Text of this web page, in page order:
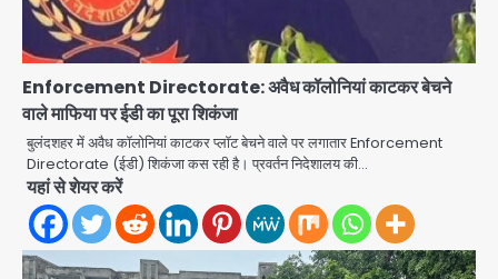
Enforcement Directorate: अवैध कॉलोनियां काटकर बेचने
वाले माफिया पर ईडी का पूरा शिकंजा
बुलंदशहर में अवैध कॉलोनियां काटकर प्लॉट बेचने वाले पर लगातार Enforcement
Directorate (ईडी) शिकंजा कस रही है। प्रवर्तन निदेशालय की…
यहां से शेयर करें
2
Green Arch Society: सेविअर ग्रीन
आर्च में दूषित पानी में मिला ई-कोलाई, अथॉरिटी
ने शुरू की सैंपलिंग जांच
jai hind janab
3
थाईलैंड के स्कूल में गोलीबारी, 3 छात्रों समेत 6
लोगों की मौत; 15 घायल
Team JHJ